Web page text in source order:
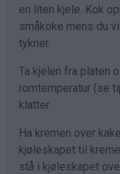
en liten kjele. Kok
småkoke mens du
tykner.
Ta kjelen fra platen
romtemperatur (se
klatter.
Ha kremen over
kjøleskapet til
stå i kjøleskapet